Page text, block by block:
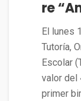
re
El lunes
Tutoría,
Escolar
valor del
primer